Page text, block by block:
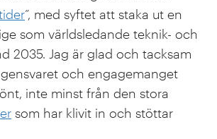
”, med syftet att staka ut en
som världsledande teknik- och
2035. Jag är glad och tacksam
och engagemanget
inte minst från den stora
som har klivit in och stöttar